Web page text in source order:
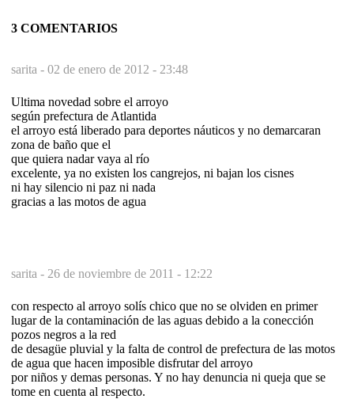
3 COMENTARIOS
sarita - 02 de enero de 2012 - 23:48
Ultima novedad sobre el arroyo
según prefectura de Atlantida
el arroyo está liberado para deportes náuticos y no demarcaran
zona de baño que el
que quiera nadar vaya al río
excelente, ya no existen los cangrejos, ni bajan los cisnes
ni hay silencio ni paz ni nada
gracias a las motos de agua
sarita - 26 de noviembre de 2011 - 12:22
con respecto al arroyo solís chico que no se olviden en primer
lugar de la contaminación de las aguas debido a la conección
pozos negros a la red
de desagüe pluvial y la falta de control de prefectura de las motos
de agua que hacen imposible disfrutar del arroyo
por niños y demas personas. Y no hay denuncia ni queja que se
tome en cuenta al respecto.